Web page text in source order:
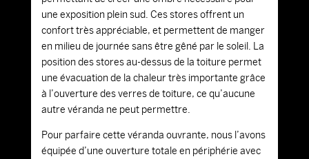
une exposition plein sud. Ces stores offrent un
confort très appréciable, et permettent de manger
en milieu de journée sans être gêné par le soleil. La
position des stores au-dessus de la toiture permet
une évacuation de la chaleur très importante grâce
à l’ouverture des verres de toiture, ce qu’aucune
autre véranda ne peut permettre.
Pour parfaire cette véranda ouvrante, nous l’avons
équipée d’une ouverture totale en périphérie avec